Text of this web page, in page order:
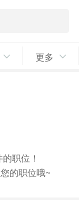
更多
职位！
的职位哦~